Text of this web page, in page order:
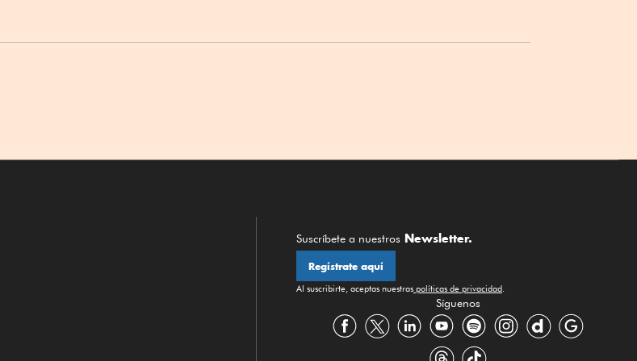
Suscríbete a nuestros Newsletter.
Regístrate aquí
Al suscribirte, aceptas nuestras políticas de privacidad.
Síguenos